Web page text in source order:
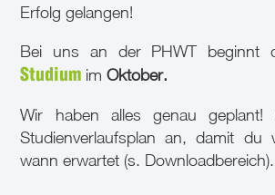
Erfolg gelangen!
Bei uns an der PHWT beginnt
Studium imOktober.
Wir haben alles genau
Studienverlaufsplan an, damit du
wann erwartet (s. Downloadbereich).